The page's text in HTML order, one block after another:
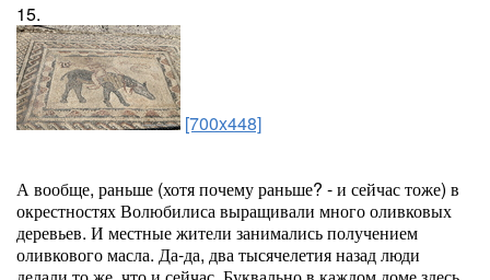
15.
[700x448]
А вообще, раньше (хотя почему раньше? - и сейчас тоже) в
окрестностях Волюбилиса выращивали много оливковых
деревьев. И местные жители занимались получением
оливкового масла. Да-да, два тысячелетия назад люди